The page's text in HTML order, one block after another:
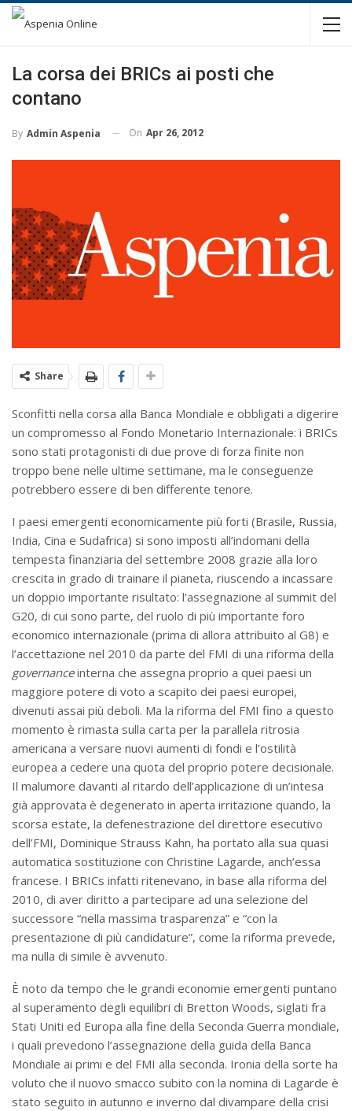
La corsa dei BRICs ai posti che
contano
By Admin Aspenia On Apr 26, 2012
Share
Sconfitti nella corsa alla Banca Mondiale e obbligati a digerire
un compromesso al Fondo Monetario Internazionale: i BRICs
sono stati protagonisti di due prove di forza finite non
troppo bene nelle ultime settimane, ma le conseguenze
potrebbero essere di ben differente tenore.
I paesi emergenti economicamente più forti (Brasile, Russia,
India, Cina e Sudafrica) si sono imposti all’indomani della
tempesta finanziaria del settembre 2008 grazie alla loro
crescita in grado di trainare il pianeta, riuscendo a incassare
un doppio importante risultato: l’assegnazione al summit del
G20, di cui sono parte, del ruolo di più importante foro
economico internazionale (prima di allora attribuito al G8) e
l’accettazione nel 2010 da parte del FMI di una riforma della
governanceinterna che assegna proprio a quei paesi un
maggiore potere di voto a scapito dei paesi europei,
divenuti assai più deboli. Ma la riforma del FMI fino a questo
momento è rimasta sulla carta per la parallela ritrosia
americana a versare nuovi aumenti di fondi e l’ostilità
europea a cedere una quota del proprio potere decisionale.
Il malumore davanti al ritardo dell’applicazione di un’intesa
già approvata è degenerato in aperta irritazione quando, la
scorsa estate, la defenestrazione del direttore esecutivo
dell’FMI, Dominique Strauss Kahn, ha portato alla sua quasi
automatica sostituzione con Christine Lagarde, anch’essa
francese. I BRICs infatti ritenevano, in base alla riforma del
2010, di aver diritto a partecipare ad una selezione del
successore “nella massima trasparenza” e “con la
presentazione di più candidature”, come la riforma prevede,
ma nulla di simile è avvenuto.
È noto da tempo che le grandi economie emergenti puntano
al superamento degli equilibri di Bretton Woods, siglati fra
Stati Uniti ed Europa alla fine della Seconda Guerra mondiale,
i quali prevedono l’assegnazione della guida della Banca
Mondiale ai primi e del FMI alla seconda. Ironia della sorte ha
voluto che il nuovo smacco subito con la nomina di Lagarde è
stato seguito in autunno e inverno dal divampare della crisi